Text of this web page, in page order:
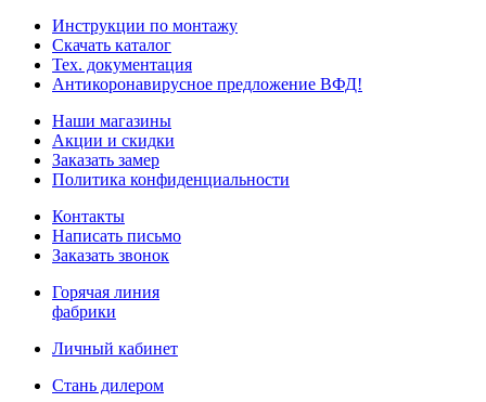
Инструкции по монтажу
Скачать каталог
Тех. документация
Антикоронавирусное предложение ВФД!
Наши магазины
Акции и скидки
Заказать замер
Политика конфиденциальности
Контакты
Написать письмо
Заказать звонок
Горячая линия
фабрики
Личный кабинет
Стань дилером